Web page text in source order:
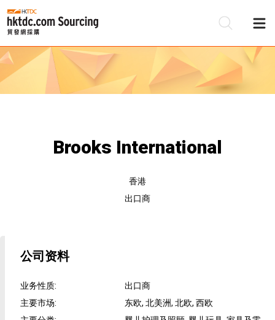
Brooks International
香港
出口商
公司资料
业务性质:
出口商
主要市场:
东欧, 北美洲, 北欧, 西欧